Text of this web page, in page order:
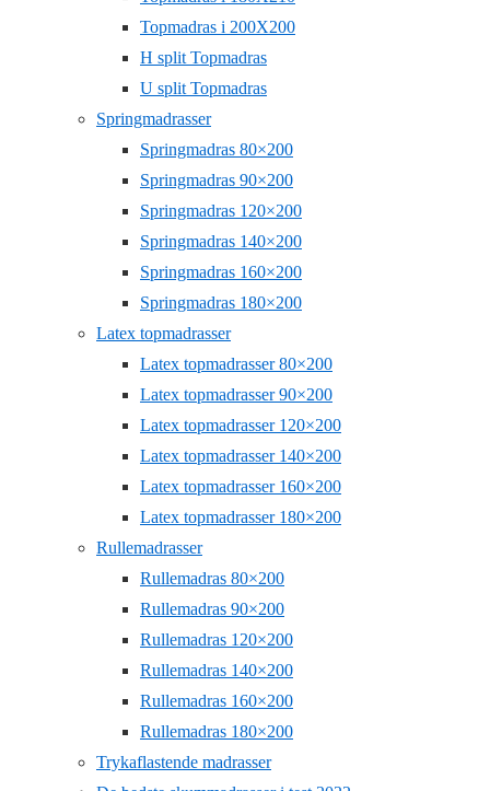
Topmadras i 200X200
H split Topmadras
U split Topmadras
Springmadrasser
Springmadras 80×200
Springmadras 90×200
Springmadras 120×200
Springmadras 140×200
Springmadras 160×200
Springmadras 180×200
Latex topmadrasser
Latex topmadrasser 80×200
Latex topmadrasser 90×200
Latex topmadrasser 120×200
Latex topmadrasser 140×200
Latex topmadrasser 160×200
Latex topmadrasser 180×200
Rullemadrasser
Rullemadras 80×200
Rullemadras 90×200
Rullemadras 120×200
Rullemadras 140×200
Rullemadras 160×200
Rullemadras 180×200
Trykaflastende madrasser